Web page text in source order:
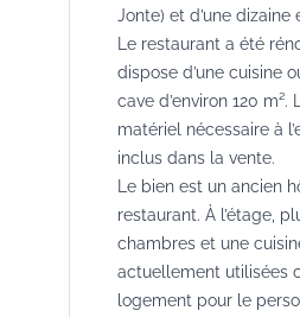
Jonte) et d’une dizaine
Le restaurant a été
dispose d’une cuisine
cave d’environ 120 m².
matériel nécessaire à
inclus dans la vente.
Le bien est un ancien
restaurant. À l’étage,
chambres et une
actuellement utilisées
logement pour le